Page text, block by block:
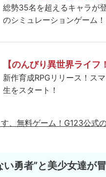
総勢35名を超えるキャラが
のシミュレーションゲーム！
【のんびり異世界ライフ
新作育成RPGリリース！ス
生をスタート！
、無料ゲーム！ G123公式
い勇者”と美少女達が